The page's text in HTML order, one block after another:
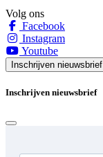
Volg ons
Facebook
Instagram
Youtube
Inschrijven nieuwsbrief
Inschrijven nieuwsbrief